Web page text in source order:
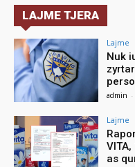
LAJME TJERA
Lajme
Nuk
admin -
Lajme
as